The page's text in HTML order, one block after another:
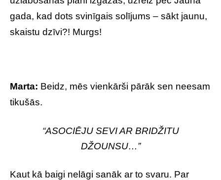
gada, kad dots svinīgais solījums – sākt jaunu,
skaistu dzīvi?! Murgs!
Marta: Beidz, mēs vienkārši pārāk sen neesam
tikušās.
“ASOCIĒJU SEVI AR BRIDŽITU
DŽOUNSU…”
Kaut kā baigi nelāgi sanāk ar to svaru. Par